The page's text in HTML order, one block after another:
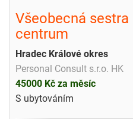
Všeobecná
centrum
Hradec Králové okres
Personal Consult s.r.o. HK
45000 Kč za měsíc
S ubytováním